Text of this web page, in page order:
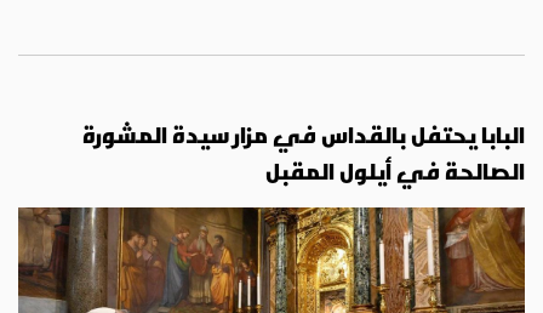
البابا يحتفل بالقداس في مزار سيدة المشورة
الصالحة في أيلول المقبل